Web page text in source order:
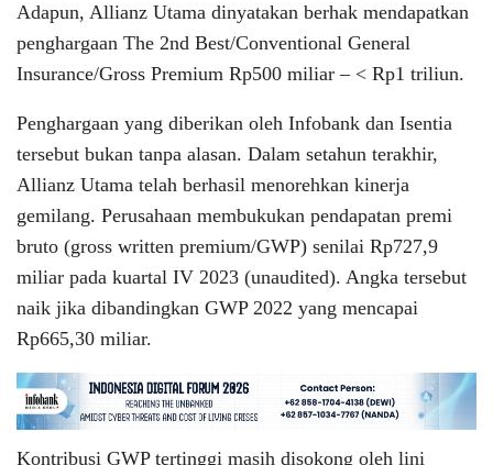
Adapun, Allianz Utama dinyatakan berhak mendapatkan
penghargaan The 2nd Best/Conventional General
Insurance/Gross Premium Rp500 miliar – < Rp1 triliun.
Penghargaan yang diberikan oleh Infobank dan Isentia
tersebut bukan tanpa alasan. Dalam setahun terakhir,
Allianz Utama telah berhasil menorehkan kinerja
gemilang. Perusahaan membukukan pendapatan premi
bruto (gross written premium/GWP) senilai Rp727,9
miliar pada kuartal IV 2023 (unaudited). Angka tersebut
naik jika dibandingkan GWP 2022 yang mencapai
Rp665,30 miliar.
Kontribusi GWP tertinggi masih disokong oleh lini